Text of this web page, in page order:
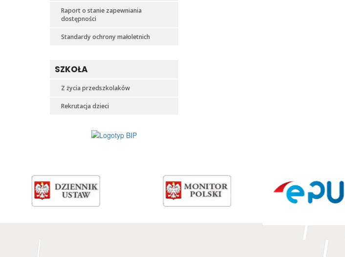
Raport o stanie zapewniania
dostępności
Standardy ochrony małoletnich
SZKOŁA
Z życia przedszkolaków
Rekrutacja dzieci